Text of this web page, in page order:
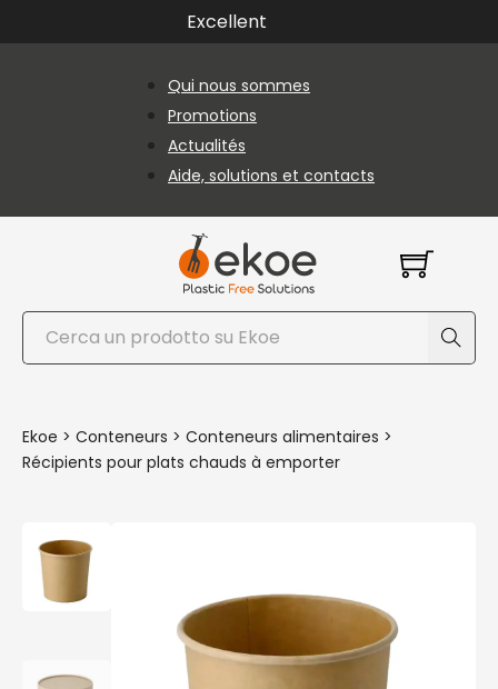
Passer au contenu principal
Passer au pied de page
Excellent
Qui nous sommes
Promotions
Actualités
Aide, solutions et contacts
Rechercher
Ekoe > Conteneurs > Conteneurs alimentaires >
Récipients pour plats chauds à emporter